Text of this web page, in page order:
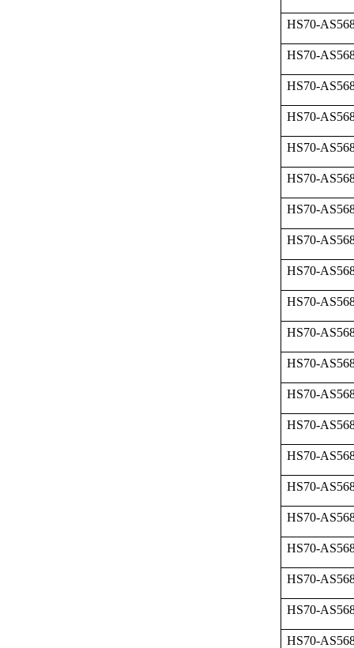
HS70-
HS70-
HS70-
HS70-
HS70-
HS70-
HS70-
HS70-
HS70-
HS70-
HS70-
HS70-
HS70-
HS70-
HS70-
HS70-
HS70-
HS70-
HS70-
HS70-
HS70-